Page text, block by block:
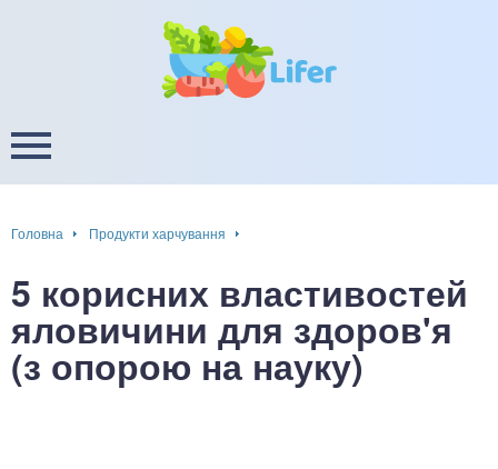
Головна Продукти харчування
5 корисних властивостей
яловичини для здоров'я
(з опорою на науку)
/ звуження судин
енергії, уваги